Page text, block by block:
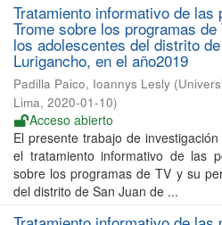
Tratamiento informativo de las
Trome sobre los programas
los adolescentes del distrito
Lurigancho, en el año2019
Padilla Paico, Ioannys Lesly (
Lima, 2020-01-10)
Acceso abierto
El presente trabajo de
el tratamiento informativo de las
sobre los programas de TV y su
del distrito de San Juan de ...